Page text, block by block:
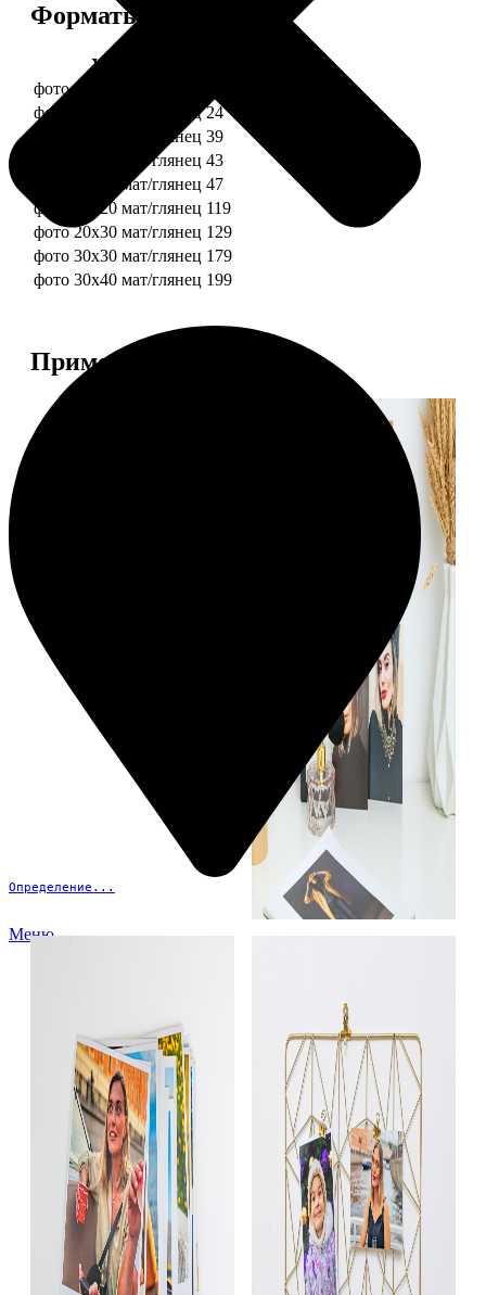
Определение...
Меню
Форматы и цены
Услуга
фото 10х10 мат/глянец
фото 10х15 мат/глянец 24
фото 13х18 мат/глянец 39
фото 15х15 мат/глянец 43
фото 15х20 мат/глянец 47
фото 20х20 мат/глянец 119
фото 20х30 мат/глянец 129
фото 30х30 мат/глянец 179
фото 30х40 мат/глянец 199
Примеры работ